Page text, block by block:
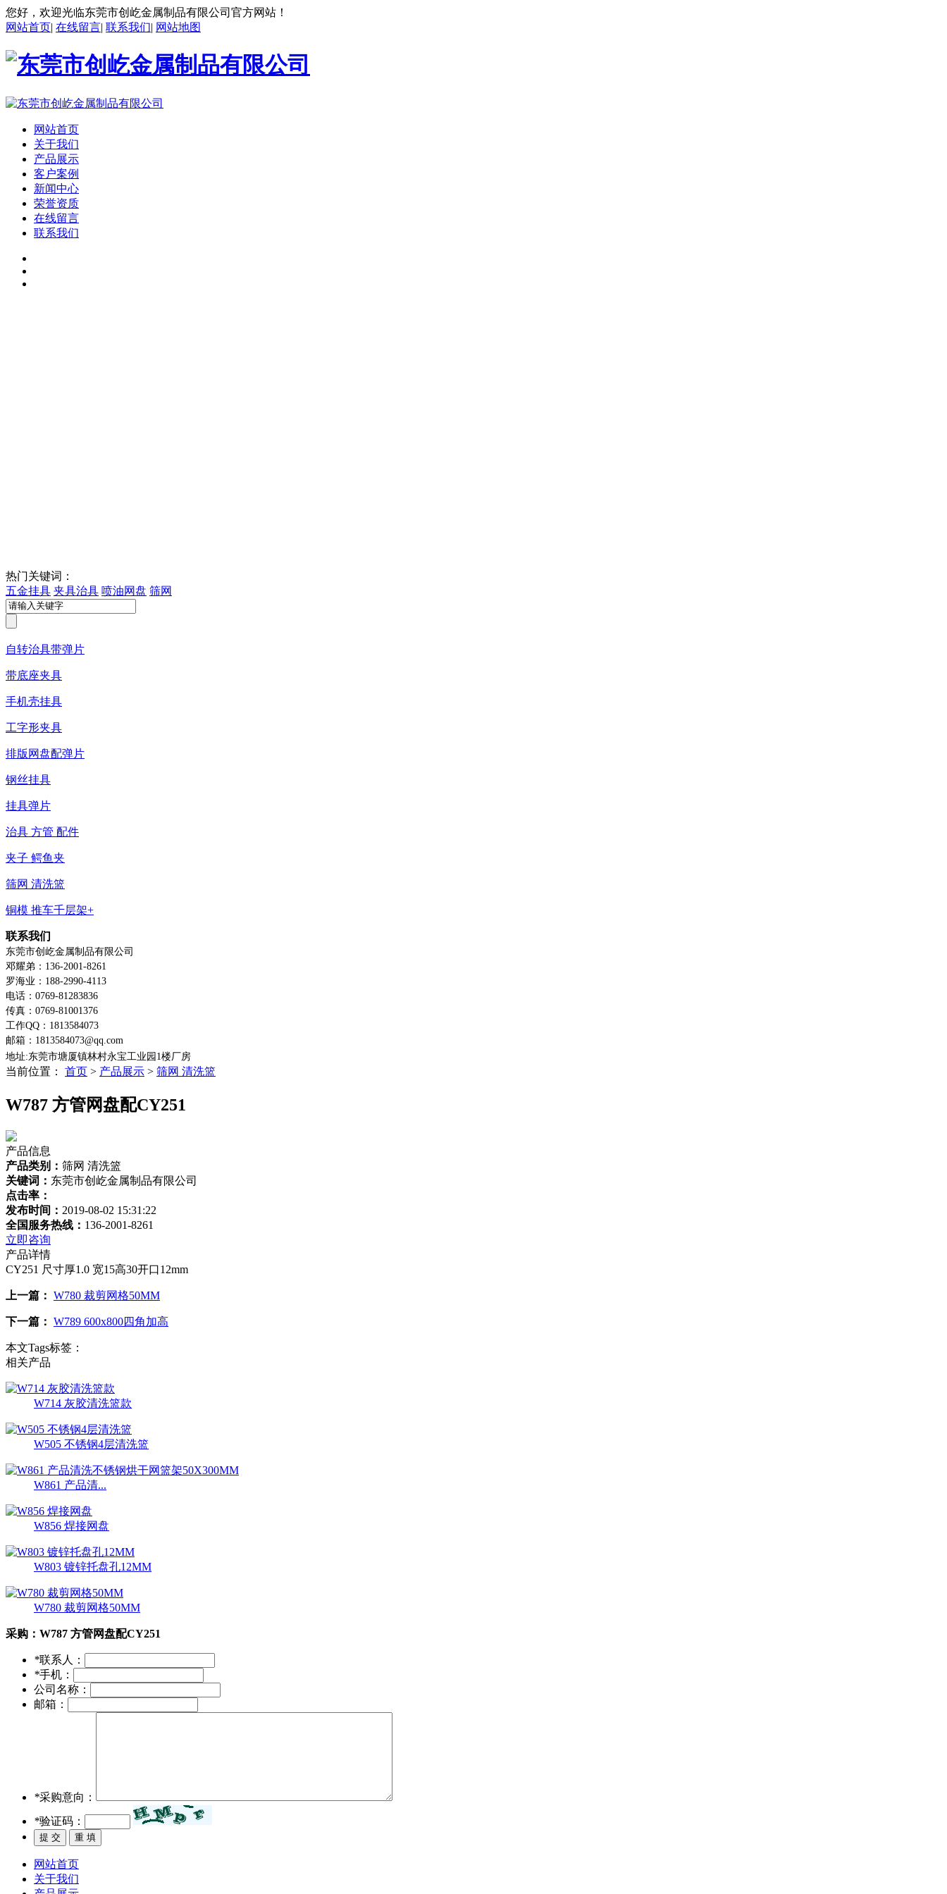
您好，欢迎光临东莞市创屹金属制品有限公司官方网站！
网站首页| 在线留言| 联系我们| 网站地图
网站首页
关于我们
产品展示
客户案例
新闻中心
荣誉资质
在线留言
联系我们
热门关键词：
五金挂具 夹具治具 喷油网盘 筛网
自转治具带弹片
带底座夹具
手机壳挂具
工字形夹具
排版网盘配弹片
钢丝挂具
挂具弹片
治具 方管 配件
夹子 鳄鱼夹
筛网 清洗篮
铜模 推车千层架+
联系我们
东莞市创屹金属制品有限公司
邓耀弟：136-2001-8261
罗海业：188-2990-4113
电话：0769-81283836
传真：0769-81001376
工作QQ：1813584073
邮箱：1813584073@qq.com
地址:东莞市塘厦镇林村永宝工业园1楼厂房
当前位置： 首页 > 产品展示 > 筛网 清洗篮
W787 方管网盘配CY251
产品信息
产品类别： 筛网 清洗篮
关键词： 东莞市创屹金属制品有限公司
点击率：
发布时间： 2019-08-02 15:31:22
全国服务热线： 136-2001-8261
立即咨询
产品详情
CY251 尺寸厚1.0 宽15高30开口12mm
上一篇： W780 裁剪网格50MM
下一篇： W789 600x800四角加高
本文Tags标签：
相关产品
W714 灰胶清洗篮款
W505 不锈钢4层清洗篮
W861 产品清...
W856 焊接网盘
W803 镀锌托盘孔12MM
W780 裁剪网格50MM
采购： W787 方管网盘配CY251
*联系人：
*手机：
公司名称：
邮箱：
*采购意向：
*验证码：
网站首页
关于我们